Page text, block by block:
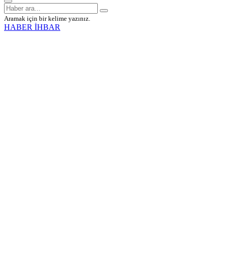
Aramak için bir kelime yazınız.
HABER İHBAR